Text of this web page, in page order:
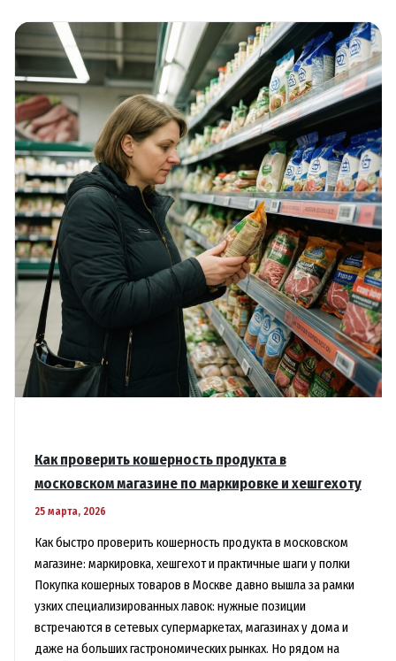
суеты
Как проверить кошерность продукта в
московском магазине по маркировке и хешгехоту
25 марта, 2026
Как быстро проверить кошерность продукта в московском
магазине: маркировка, хешгехот и практичные шаги у полки
Покупка кошерных товаров в Москве давно вышла за рамки
узких специализированных лавок: нужные позиции
встречаются в сетевых супермаркетах, магазинах у дома и
даже на больших гастрономических рынках. Но рядом на